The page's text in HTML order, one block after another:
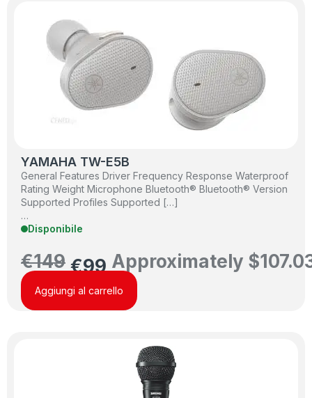
YAMAHA TW-E5B
General Features Driver Frequency Response Waterproof
Rating Weight Microphone Bluetooth® Bluetooth® Version
Supported Profiles Supported […]
…
Disponibile
€149 €99 Approximately $
Aggiungi al carrello